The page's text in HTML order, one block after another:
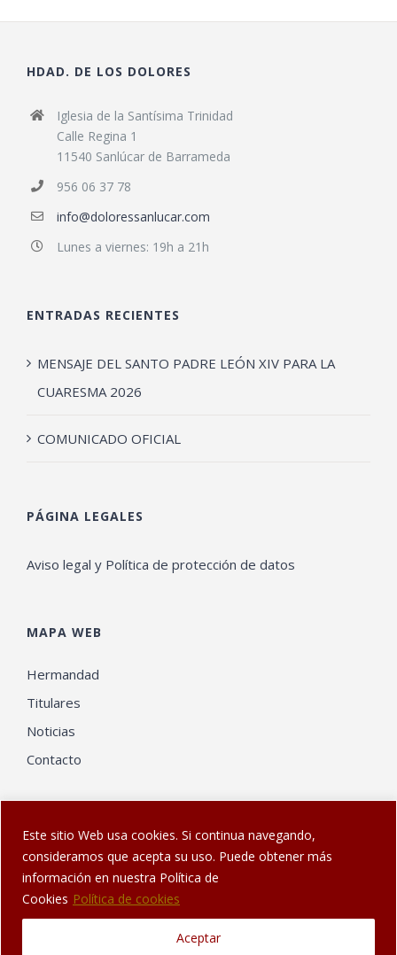
Este sitio Web usa cookies. Si continua navegando,
consideramos que acepta su uso. Puede obtener más
información en nuestra Política de
Cookies Política de cookies
Aceptar
HDAD. DE LOS DOLORES
Iglesia de la Santísima Trinidad
Calle Regina 1
11540 Sanlúcar de Barrameda
956 06 37 78
info@doloressanlucar.com
Lunes a viernes: 19h a 21h
ENTRADAS RECIENTES
MENSAJE DEL SANTO PADRE LEÓN XIV PARA LA
CUARESMA 2026
COMUNICADO OFICIAL
PÁGINA LEGALES
Aviso legal y Política de protección de datos
MAPA WEB
Hermandad
Titulares
Noticias
Contacto
los Dolores de Sanlúcar de Barrameda